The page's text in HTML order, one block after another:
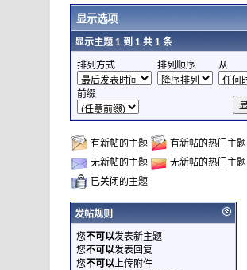
显示选项
显示主题 1 到 1 共 1 条
排列方式 排列顺序 从
前缀
有新帖的主题
有新帖的热门主题
无新帖的主题
无新帖的热门主题
已关闭的主题
发帖规则
您不可以发表新主题
您不可以发表回复
您不可以上传附件